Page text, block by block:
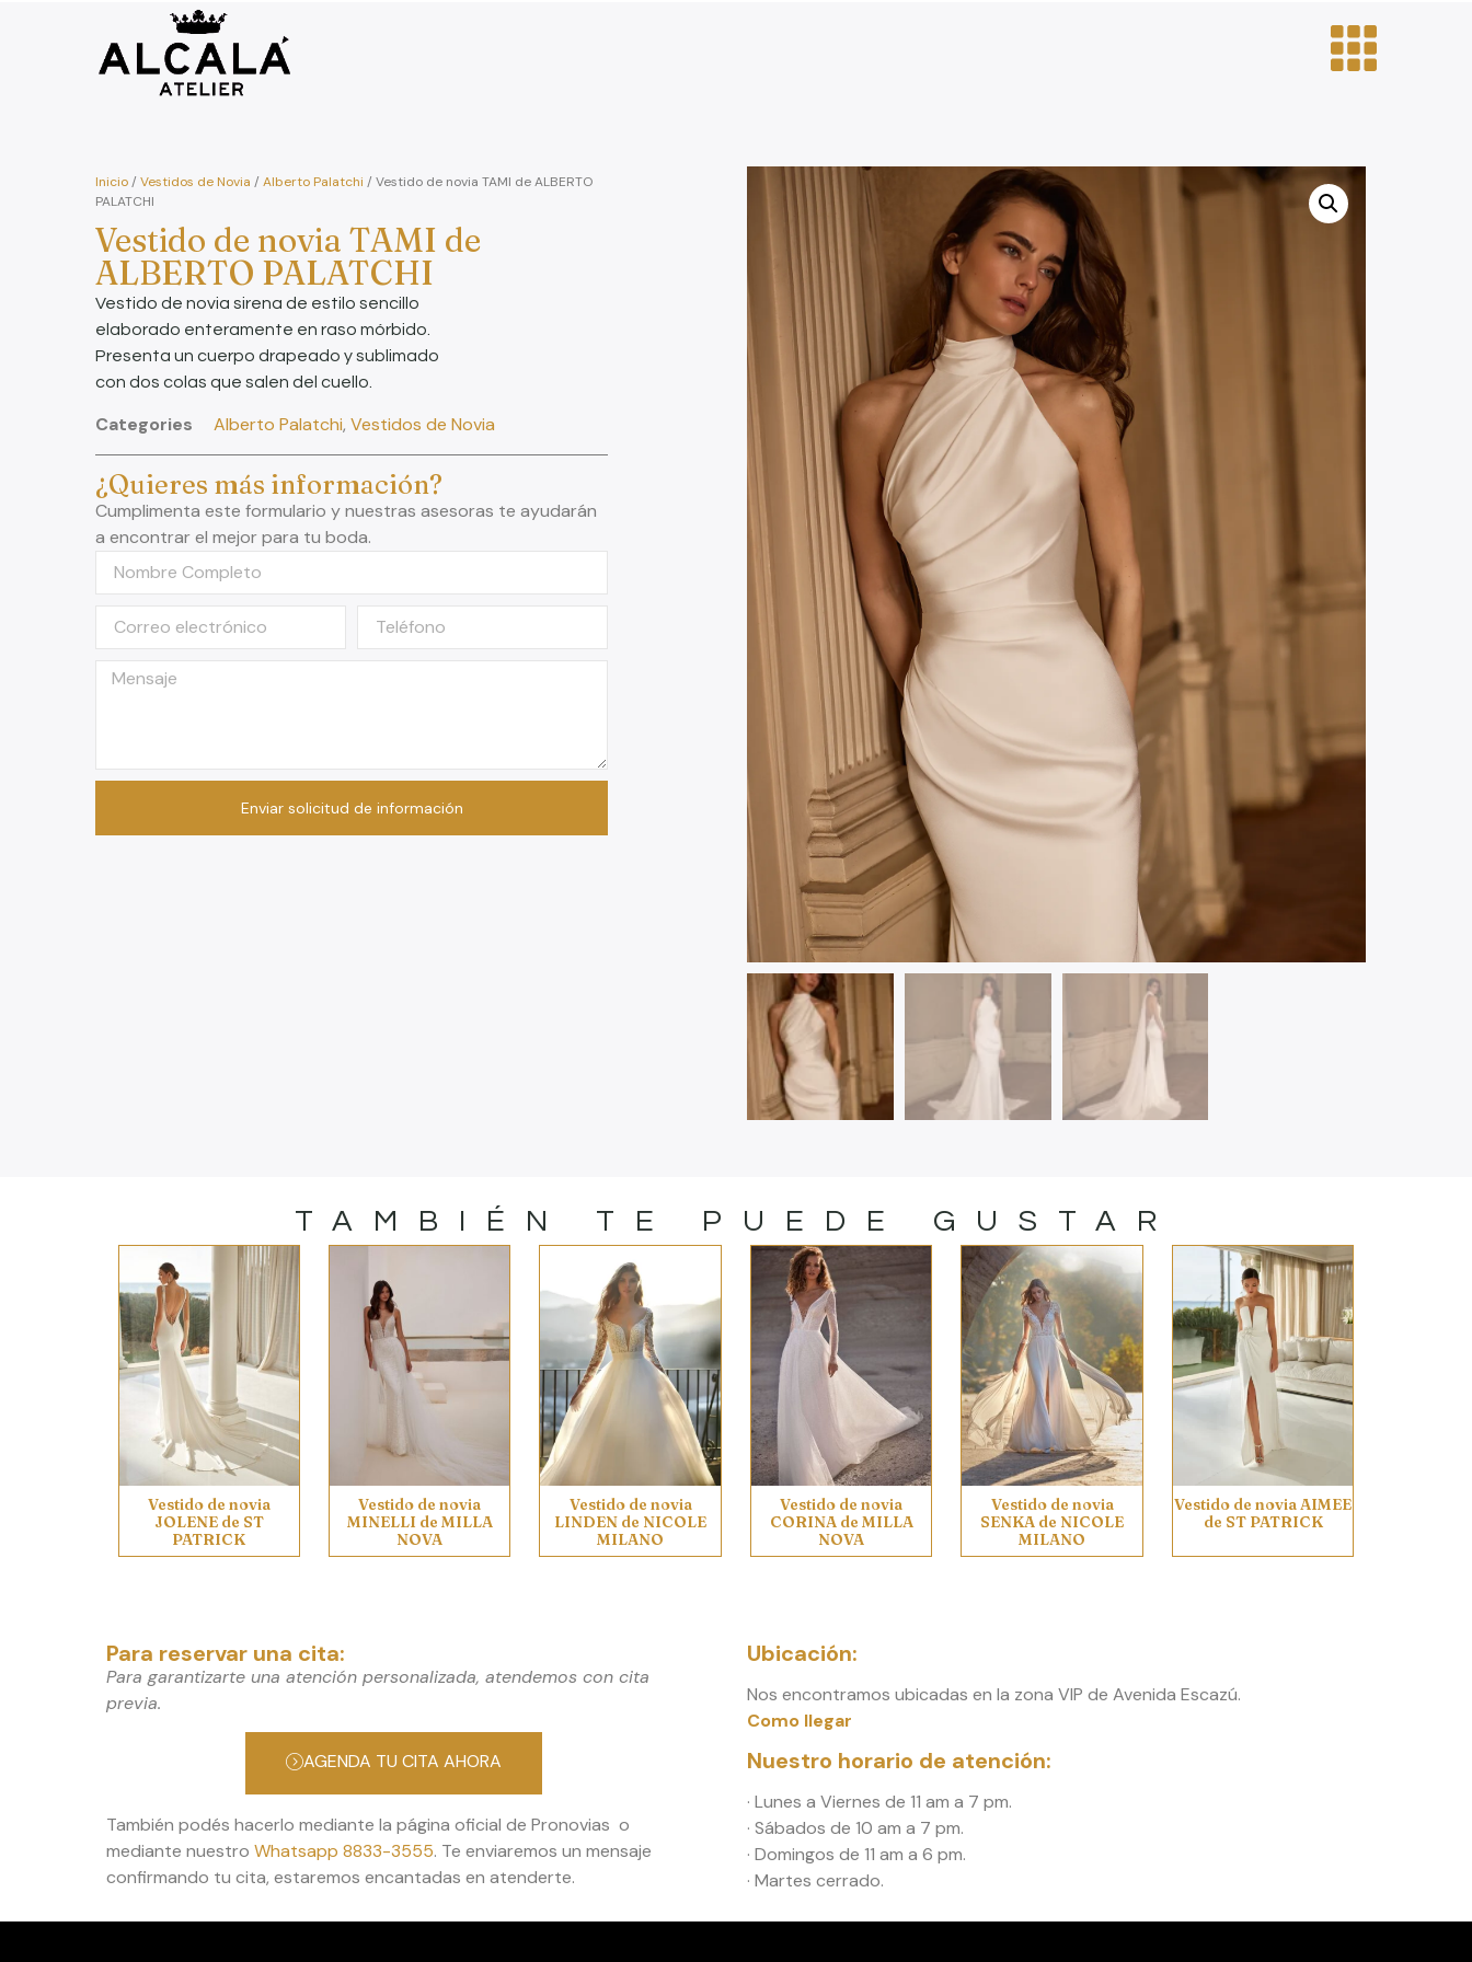
Inicio/Vestidos de Novia /Alberto Palatchi / Vestido de novia TAMI de ALBERTO
PALATCHI
Vestido de novia TAMI de
ALBERTO PALATCHI
Vestido de novia sirena de estilo sencillo
elaborado enteramente en raso mórbido.
Presenta un cuerpo drapeado y sublimado
con dos colas que salen del cuello.
Categories Alberto Palatchi, Vestidos de Novia
¿Quieres más información?
Cumplimenta este formulario y nuestras asesoras te ayudarán
a encontrar el mejor para tu boda.
Enviar solicitud de información
TAMBIÉN TE PUEDE GUSTAR
Vestido de novia
JOLENE de ST
PATRICK
Vestido de novia
MINELLI de MILLA
NOVA
Vestido de novia
LINDEN de NICOLE
MILANO
Vestido de novia
CORINA de MILLA
NOVA
Vestido de novia
SENKA de NICOLE
MILANO
Vestido de novia AIMEE
de ST PATRICK
Para reservar una cita:
Para garantizarte una atención personalizada, atendemos con cita
previa.
AGENDA TU CITA AHORA
También podés hacerlo mediante la página oficial de Pronovias o
mediante nuestro Whatsapp 8833-3555. Te enviaremos un mensaje
confirmando tu cita, estaremos encantadas en atenderte.
Ubicación:
Nos encontramos ubicadas en la zona VIP de Avenida Escazú.
Como llegar
Nuestro horario de atención:
· Lunes a Viernes de 11 am a 7 pm.
· Sábados de 10 am a 7 pm.
· Domingos de 11 am a 6 pm.
· Martes cerrado.